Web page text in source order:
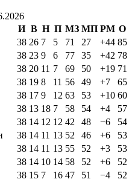
И В Н П МЗ МП РМ О
38 26 7 5 71 27 +44 85
38 23 9 6 77 35 +42 78
38 20 11 7 69 50 +19 71
38 19 8 11 56 49 +7
65
38 17 9 12 63 53 +10 60
38 13 18 7 58 54 +4
57
38 14 12 12 42 48 −6
54
38 14 11 13 52 46 +6
53
38 14 11 13 55 52 +3
53
38 14 10 14 58 52 +6
52
38 15 7 16 47 51 −4
52